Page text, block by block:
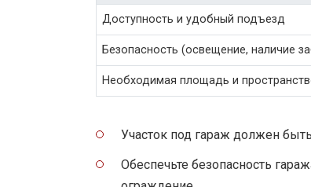
Доступность и удобный подъезд
Безопасность (освещение, наличие
Необходимая площадь и
Участок под гараж должен
Обеспечьте безопасность